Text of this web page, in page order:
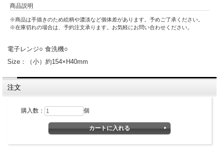
商品説明
※商品は手描きのため絵柄や濃淡など個体差があります。予めご了承ください。
※在庫切れの場合は、予約注文承ります。お気軽にお問い合わせください。
電子レンジ○ 食洗機○
Size：（小）約154×H40mm
注文
購入数： 個